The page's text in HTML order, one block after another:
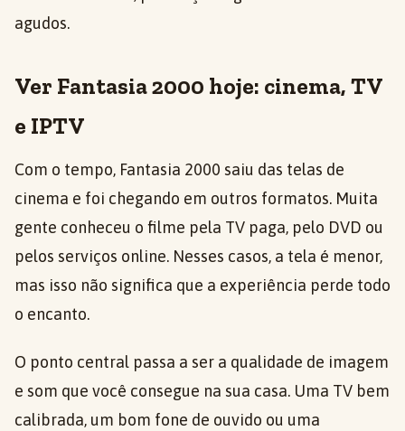
agudos.
Ver Fantasia 2000 hoje: cinema, TV
e IPTV
Com o tempo, Fantasia 2000 saiu das telas de
cinema e foi chegando em outros formatos. Muita
gente conheceu o filme pela TV paga, pelo DVD ou
pelos serviços online. Nesses casos, a tela é menor,
mas isso não significa que a experiência perde todo
o encanto.
O ponto central passa a ser a qualidade de imagem
e som que você consegue na sua casa. Uma TV bem
calibrada, um bom fone de ouvido ou uma